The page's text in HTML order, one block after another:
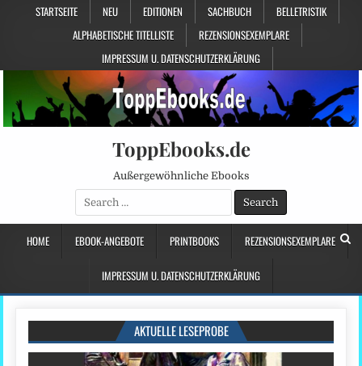
STARTSEITE NEU EDITIONEN SACHBUCH
BELLETRISTIK
ALPHABETISCHE TITELLISTE
REZENSIONSEXEMPLARE
IMPRESSUM U. DATENSCHUTZERKLÄRUNG
ToppEbooks.de
Außergewöhnliche Ebooks
Search
for:
HOME EBOOK-ANGEBOTE PRINTBOOKS REZENSIONSEXEMPLARE
IMPRESSUM U. DATENSCHUTZERKLÄRUNG
AKTUELLE LESEPROBE